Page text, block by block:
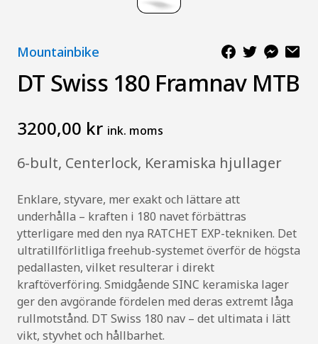
Mountainbike
DT Swiss 180 Framnav MTB
3200,00 kr ink. moms
6-bult, Centerlock, Keramiska hjullager
Enklare, styvare, mer exakt och lättare att
underhålla – kraften i 180 navet förbättras
ytterligare med den nya RATCHET EXP-tekniken. Det
ultratillförlitliga freehub-systemet överför de högsta
pedallasten, vilket resulterar i direkt
kraftöverföring. Smidgående SINC keramiska lager
ger den avgörande fördelen med deras extremt låga
rullmotstånd. DT Swiss 180 nav – det ultimata i lätt
vikt, styvhet och hållbarhet.